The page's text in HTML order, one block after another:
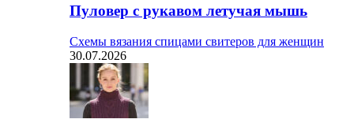
Пуловер с рукавом летучая мышь
Схемы вязания спицами свитеров для женщин
30.07.2026